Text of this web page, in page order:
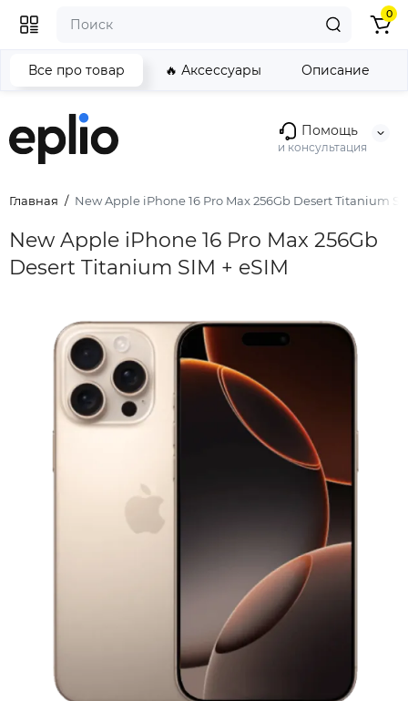
Помощь
и консультация
0
Главная New Apple iPhone 16 Pro Max 256Gb Desert Titanium
New Apple iPhone 16 Pro Max 256Gb
Desert Titanium SIM + eSIM
Все про товар 🔥 Аксессуары Описание